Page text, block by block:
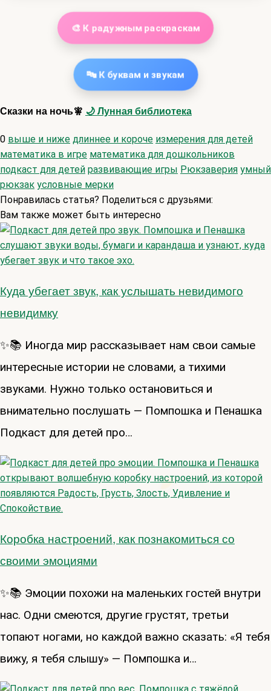
🎨 К радужным раскраскам
🔤 К буквам и звукам
Сказки на ночь🧚 🌙 Лунная библиотека
0 выше и ниже длиннее и короче измерения для детей
математика в игре математика для дошкольников
подкаст для детей развивающие игры Рюкзаверия умный
рюкзак условные мерки
Понравилась статья? Поделиться с друзьями:
Вам также может быть интересно
Куда убегает звук, как услышать невидимого
невидимку
✨📚 Иногда мир рассказывает нам свои самые
интересные истории не словами, а тихими
звуками. Нужно только остановиться и
внимательно послушать — Помпошка и Пенашка
Подкаст для детей про…
Коробка настроений, как познакомиться со
своими эмоциями
✨📚 Эмоции похожи на маленьких гостей внутри
нас. Одни смеются, другие грустят, третьи
топают ногами, но каждой важно сказать: «Я тебя
вижу, я тебя слышу» — Помпошка и…